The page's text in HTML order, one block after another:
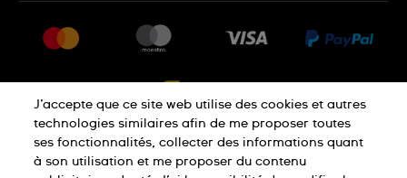
Retour
Conditions De Vente
Droit de rétractation
Jobs
Déclaration De Confidentialité
J’accepte que ce site web utilise des cookies et autres
technologies similaires afin de me proposer toutes
ses fonctionnalités, collecter des informations quant
à son utilisation et me proposer du contenu